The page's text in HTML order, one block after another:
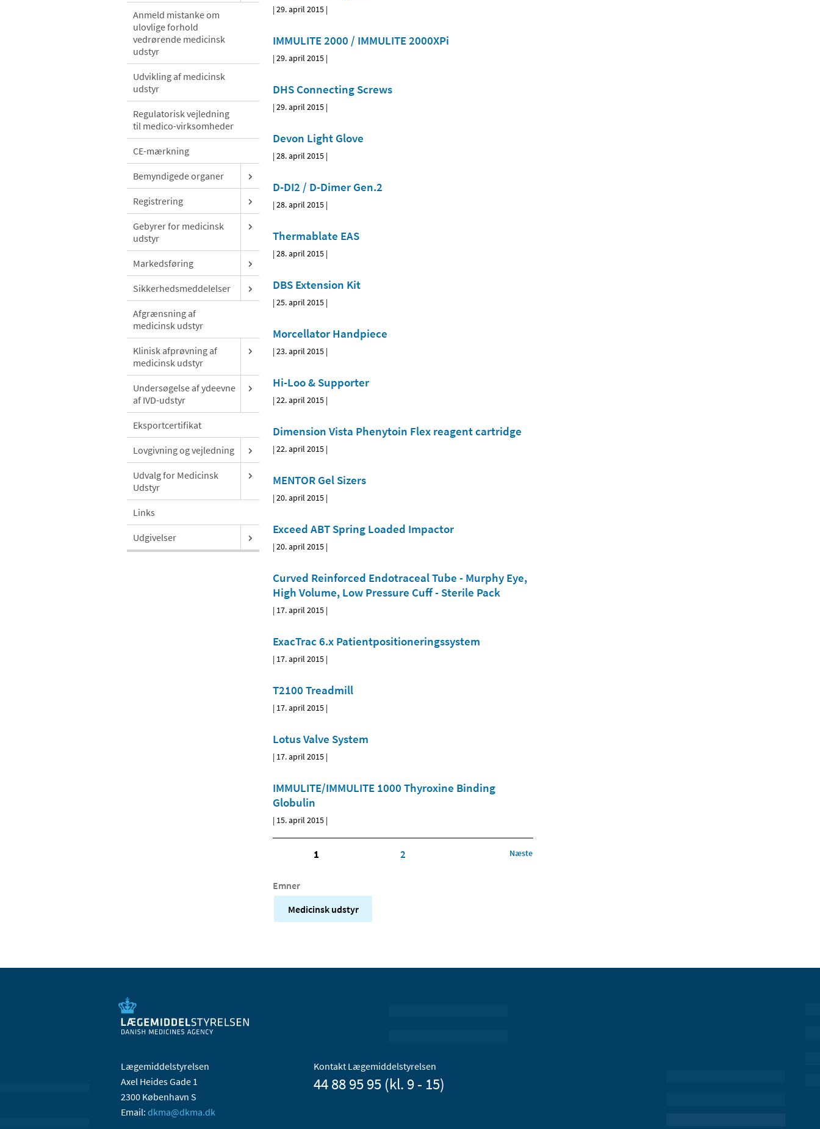
Anmeld mistanke om
ulovlige forhold
vedrørende medicinsk
udstyr
Udvikling af medicinsk
udstyr
Regulatorisk vejledning
til medico-virksomheder
CE-mærkning
Bemyndigede organer
Registrering
Gebyrer for medicinsk
udstyr
Markedsføring
Sikkerhedsmeddelelser
Afgrænsning af
medicinsk udstyr
Klinisk afprøvning af
medicinsk udstyr
Undersøgelse af ydeevne
af IVD-udstyr
Eksportcertifikat
Lovgivning og vejledning
Udvalg for Medicinsk
Udstyr
Links
Udgivelser
|29. april 2015 |
IMMULITE 2000 / IMMULITE 2000XPi
|29. april 2015 |
DHS Connecting Screws
|29. april 2015 |
Devon Light Glove
|28. april 2015 |
D-DI2 / D-Dimer Gen.2
|28. april 2015 |
Thermablate EAS
|28. april 2015 |
DBS Extension Kit
|25. april 2015 |
Morcellator Handpiece
|23. april 2015 |
Hi-Loo & Supporter
|22. april 2015 |
Dimension Vista Phenytoin Flex reagent cartridge
|22. april 2015 |
MENTOR Gel Sizers
|20. april 2015 |
Exceed ABT Spring Loaded Impactor
|20. april 2015 |
Curved Reinforced Endotraceal Tube - Murphy Eye,
High Volume, Low Pressure Cuff - Sterile Pack
| 17. april 2015 |
ExacTrac 6.x Patientpositioneringssystem
| 17. april 2015 |
T2100 Treadmill
| 17. april 2015 |
Lotus Valve System
| 17. april 2015 |
IMMULITE/IMMULITE 1000 Thyroxine Binding
Globulin
| 15. april 2015 |
1 2 Næste
Emner
Medicinsk udstyr
Lægemiddelstyrelsen
Axel Heides Gade 1
2300 København S
Email: dkma@dkma.dk
Kontakt Lægemiddelstyrelsen
44 88 95 95 (kl. 9 - 15)